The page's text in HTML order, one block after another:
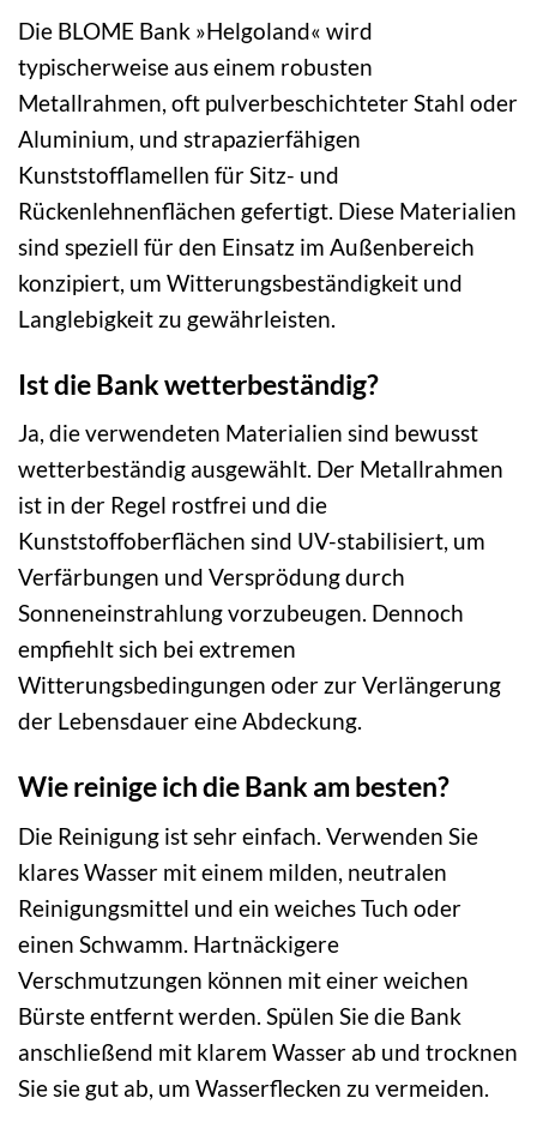
Die BLOME Bank »Helgoland« wird
typischerweise aus einem robusten
Metallrahmen, oft pulverbeschichteter Stahl oder
Aluminium, und strapazierfähigen
Kunststofflamellen für Sitz- und
Rückenlehnenflächen gefertigt. Diese Materialien
sind speziell für den Einsatz im Außenbereich
konzipiert, um Witterungsbeständigkeit und
Langlebigkeit zu gewährleisten.
Ist die Bank wetterbeständig?
Ja, die verwendeten Materialien sind bewusst
wetterbeständig ausgewählt. Der Metallrahmen
ist in der Regel rostfrei und die
Kunststoffoberflächen sind UV-stabilisiert, um
Verfärbungen und Versprödung durch
Sonneneinstrahlung vorzubeugen. Dennoch
empfiehlt sich bei extremen
Witterungsbedingungen oder zur Verlängerung
der Lebensdauer eine Abdeckung.
Wie reinige ich die Bank am besten?
Die Reinigung ist sehr einfach. Verwenden Sie
klares Wasser mit einem milden, neutralen
Reinigungsmittel und ein weiches Tuch oder
einen Schwamm. Hartnäckigere
Verschmutzungen können mit einer weichen
Bürste entfernt werden. Spülen Sie die Bank
anschließend mit klarem Wasser ab und trocknen
Sie sie gut ab, um Wasserflecken zu vermeiden.